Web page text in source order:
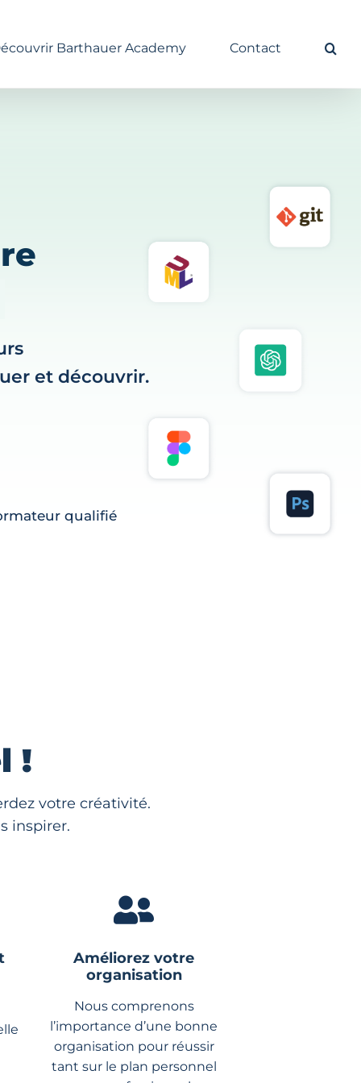
Barthauer Academy Contact
et découvrir.
qualifié
!
votre créativité.
inspirer.
Améliorez votre
organisation
Nous comprenons
l’importance d’une bonne
organisation pour réussir
tant sur le plan personnel